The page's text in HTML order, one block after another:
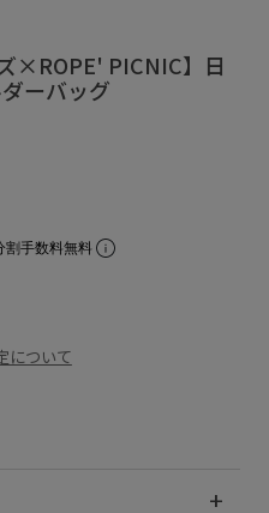
×ROPE' PICNIC】日
ーバッグ
割手数料無料
について